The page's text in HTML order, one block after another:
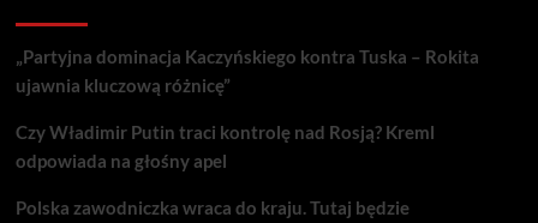
„Partyjna dominacja Kaczyńskiego kontra Tuska – Rokita
ujawnia kluczową różnicę”
Czy Władimir Putin traci kontrolę nad Rosją? Kreml
odpowiada na głośny apel
Polska zawodniczka wraca do kraju. Tutaj będzie